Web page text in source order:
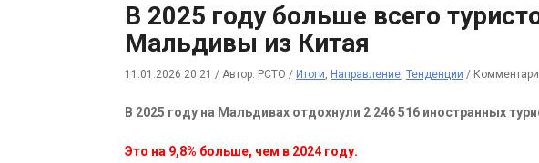
В 2025 году больше всего
Мальдивы из Китая
11.01.2026 20:21 / Автор: РСТО / Итоги, Направление, Тенденции /
В 2025 году на Мальдивах отдохнули 2 246 516 иностранных
Это на 9,8% больше, чем в 2024 году.